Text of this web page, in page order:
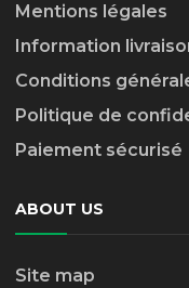
Mentions légales
Information
Conditions
Politique de
Paiement sécurisé
ABOUT US
Site map